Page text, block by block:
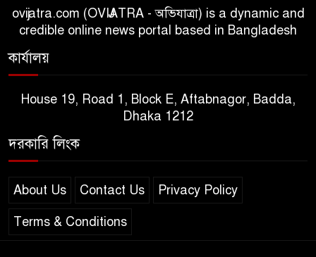
ovijatra.com (OVIJATRA - অভিযাত্রা) is a dynamic and
credible online news portal based in Bangladesh
কার্যালয়
House 19, Road 1, Block E, Aftabnagor, Badda,
Dhaka 1212
দরকারি লিংক
About Us Contact Us Privacy Policy
Terms & Conditions